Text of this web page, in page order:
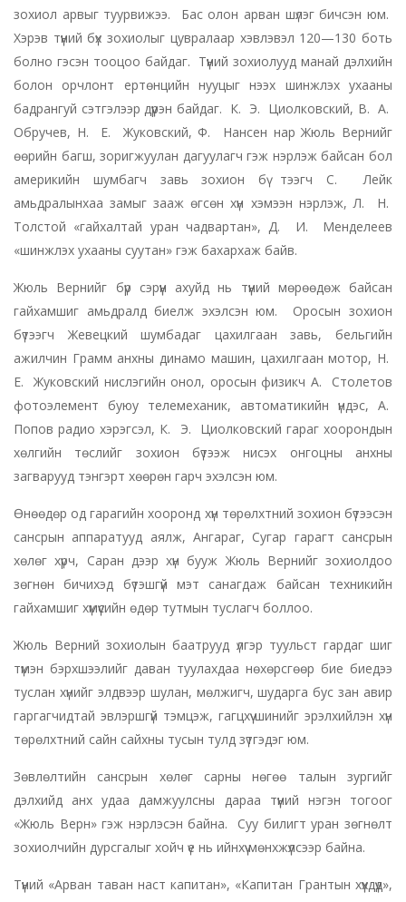
зохиол арвыг туурвижээ. Бас олон арван шүлэг бичсэн юм.
Хэрэв түүний бүх зохиолыг цувралаар хэвлэвэл 120—130 боть
болно гэсэн тооцоо байдаг. Түүний зохиолууд манай дэлхийн
болон орчлонт ертөнцийн нууцыг нээх шинжлэх ухааны
бадрангуй сэтгэлээр дүүрэн байдаг. К. Э. Циолковский, В. А.
Обручев, Н. Е. Жуковский, Ф. Нансен нар Жюль Вернийг
өөрийн багш, зоригжуулан дагуулагч гэж нэрлэж байсан бол
америкийн шумбагч завь зохион бү тээгч С. Лейк
амьдралынхаа замыг зааж өгсөн хүн хэмээн нэрлэж, Л. Н.
Толстой «гайхалтай уран чадвартан», Д. И. Менделеев
«шинжлэх ухааны суутан» гэж бахархаж байв.
Жюль Вернийг бүр сэрүүн ахуйд нь түүний мөрөөдөж байсан
гайхамшиг амьдралд биелж эхэлсэн юм. Оросын зохион
бүтээгч Жевецкий шумбадаг цахилгаан завь, бельгийн
ажилчин Грамм анхны динамо машин, цахилгаан мотор, Н.
Е. Жуковский нислэгийн онол, оросын физикч А. Столетов
фотоэлемент буюу телемеханик, автоматикийн үндэс, А.
Попов радио хэрэгсэл, К. Э. Циолковский гараг хоорондын
хөлгийн төслийг зохион бүтээж нисэх онгоцны анхны
загварууд тэнгэрт хөөрөн гарч эхэлсэн юм.
Өнөөдөр од гарагийн хооронд хүн төрөлхтний зохион бүтээсэн
сансрын аппаратууд аялж, Ангараг, Сугар гарагт сансрын
хөлөг хүрч, Саран дээр хүн бууж Жюль Вернийг зохиолдоо
зөгнөн бичихэд бүтэшгүй мэт санагдаж байсан техникийн
гайхамшиг хүмүүсийн өдөр тутмын туслагч боллоо.
Жюль Верний зохиолын баатрууд үлгэр туульст гардаг шиг
түмэн бэрхшээлийг даван туулахдаа нөхөрсгөөр бие биедээ
туслан хүнийг элдвээр шулан, мөлжигч, шударга бус зан авир
гаргагчидтай эвлэршгүй тэмцэж, гагцхүү шинийг эрэлхийлэн хүн
төрөлхтний сайн сайхны тусын тулд зүтгэдэг юм.
Зөвлөлтийн сансрын хөлөг сарны нөгөө талын зургийг
дэлхийд анх удаа дамжуулсны дараа түүний нэгэн тогоог
«Жюль Верн» гэж нэрлэсэн байна. Суу билигт уран зөгнөлт
зохиолчийн дурсгалыг хойч үе нь ийнхүү мөнхжүүлсээр байна.
Түүний «Арван таван наст капитан», «Капитан Грантын хүүхдүүд»,